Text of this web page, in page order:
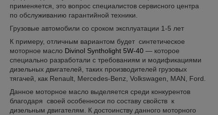
применяется, это вопрос специалистов сервисного центра
по обслуживанию гарантийной техники.
Грузовые автомобили со сроком эксплуатации 1-5 лет
К примеру, отличным вариантом будет синтетическое
моторное масло Divinol Syntholight 5W-40 — которое
специально разработали с требованиям и модификациями
дизельных двигателей, таких производителей грузовых
тягачей, как Renault, Mercedes-Benz, Volkswagen, MAN, Ford.
Данное моторное масло выделяется среди конкурентов
благодаря своей особенноси по составу свойств к
дизельным двигателям. К достоинству данного моторного